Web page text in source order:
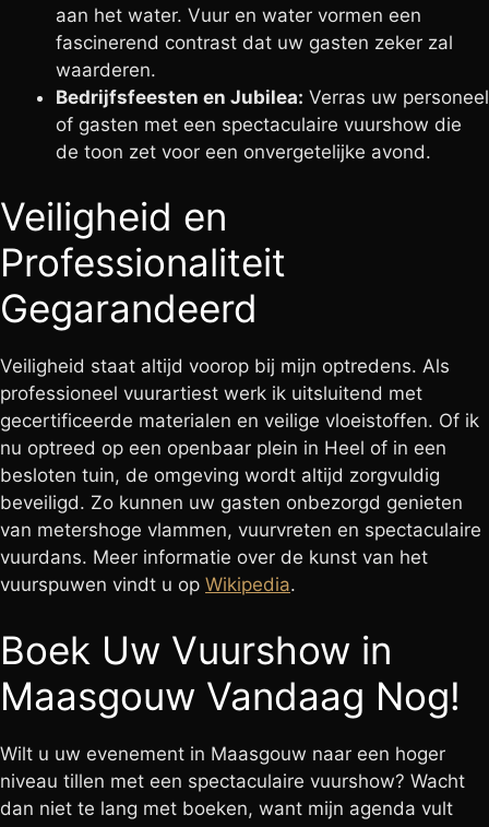
aan het water. Vuur en water vormen een
fascinerend contrast dat uw gasten zeker zal
waarderen.
Bedrijfsfeesten en Jubilea: Verras uw personeel
of gasten met een spectaculaire vuurshow die
de toon zet voor een onvergetelijke avond.
Veiligheid en
Professionaliteit
Gegarandeerd
Veiligheid staat altijd voorop bij mijn optredens. Als
professioneel vuurartiest werk ik uitsluitend met
gecertificeerde materialen en veilige vloeistoffen. Of ik
nu optreed op een openbaar plein in Heel of in een
besloten tuin, de omgeving wordt altijd zorgvuldig
beveiligd. Zo kunnen uw gasten onbezorgd genieten
van metershoge vlammen, vuurvreten en spectaculaire
vuurdans. Meer informatie over de kunst van het
vuurspuwen vindt u op Wikipedia.
Boek Uw Vuurshow in
Maasgouw Vandaag Nog!
Wilt u uw evenement in Maasgouw naar een hoger
niveau tillen met een spectaculaire vuurshow? Wacht
dan niet te lang met boeken, want mijn agenda vult